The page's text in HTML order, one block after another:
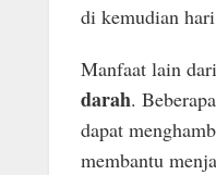
di kemudian
Manfaat lain
darah.
dapat
membantu